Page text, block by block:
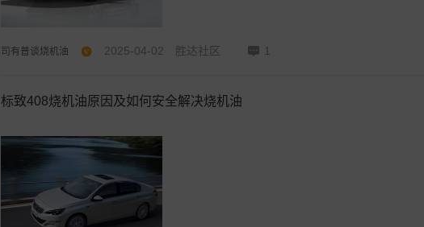
司有普谈烧机油 2025-04-02 胜达社区 1
标致408烧机油原因及如何安全解决烧机油